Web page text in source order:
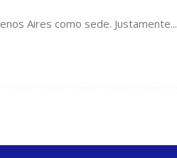
Aires como sede. Justamente...